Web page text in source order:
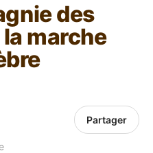
des
marche
Partager